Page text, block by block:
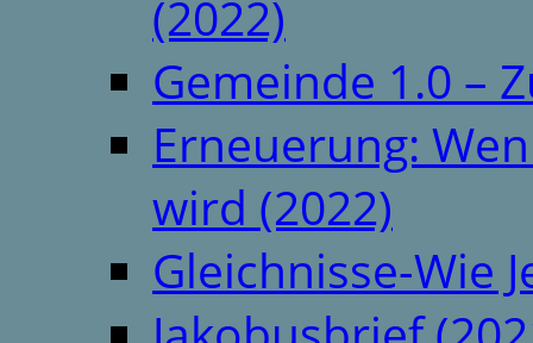
(2022)
Gemeinde 1.0 –
Erneuerung:
wird (2022)
Gleichnisse-Wie